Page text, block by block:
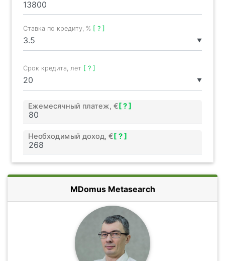
▼
Ставка по кредиту, % [ ? ]
▼
Срок кредита, лет [ ? ]
Ежемесячный платеж, € [ ? ]
Необходимый доход, € [ ? ]
MDomus Metasearch